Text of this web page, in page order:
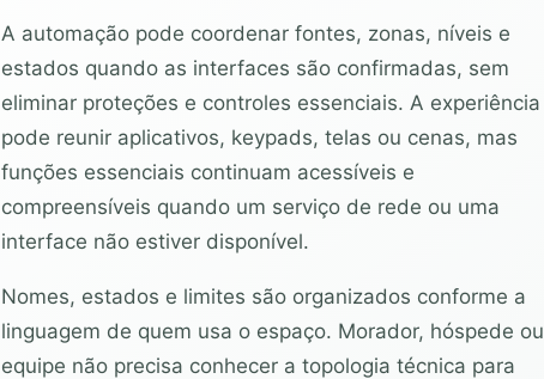
A automação pode coordenar fontes, zonas, níveis e
estados quando as interfaces são confirmadas, sem
eliminar proteções e controles essenciais. A experiência
pode reunir aplicativos, keypads, telas ou cenas, mas
funções essenciais continuam acessíveis e
compreensíveis quando um serviço de rede ou uma
interface não estiver disponível.
Nomes, estados e limites são organizados conforme a
linguagem de quem usa o espaço. Morador, hóspede ou
equipe não precisa conhecer a topologia técnica para